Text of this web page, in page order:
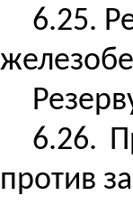
6.25.
6.26.
против